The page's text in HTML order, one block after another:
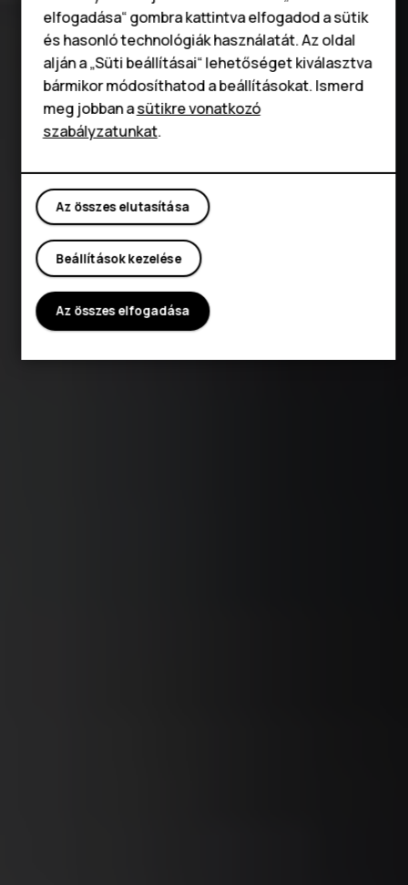
Táblagépek
elfogadása“ gombra kattintva elfogadod a sütik
és hasonló technológiák használatát. Az oldal
alján a „Süti beállításai“ lehetőséget kiválasztva
bármikor módosíthatod a beállításokat. Ismerd
meg jobban asütikre vonatkozó
szabályzatunkat.
Az összes elutasítása
Beállítások kezelése
Az összes elfogadása